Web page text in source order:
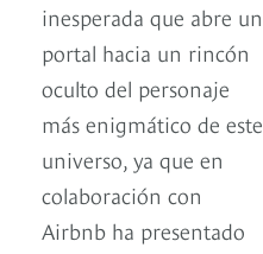
inesperada que abre un
portal hacia un rincón
oculto del personaje
más enigmático de este
universo, ya que en
colaboración con
Airbnb ha presentado